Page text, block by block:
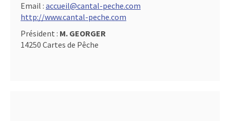
Email : accueil@cantal-peche.com
http://www.cantal-peche.com
Président : M. GEORGER
14250 Cartes de Pêche